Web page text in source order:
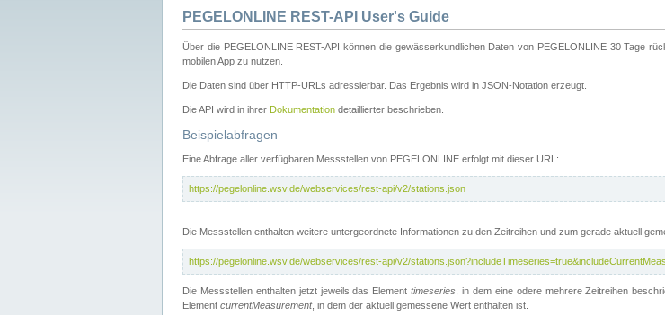
PEGELONLINE REST-API User's Guide
Über die PEGELONLINE REST-API können die gewässerkundlichen Daten von PEGELONLINE 30 Tage
mobilen App zu nutzen.
Die Daten sind über HTTP-URLs adressierbar. Das Ergebnis wird in JSON-Notation erzeugt.
Die API wird in ihrer Dokumentation detaillierter beschrieben.
Beispielabfragen
Eine Abfrage aller verfügbaren Messstellen von PEGELONLINE erfolgt mit dieser URL:
https://pegelonline.wsv.de/webservices/rest-api/v2/stations.json
Die Messstellen enthalten weitere untergeordnete Informationen zu den Zeitreihen und zum gerade aktuell
https://pegelonline.wsv.de/webservices/rest-api/v2/
Die Messstellen enthalten jetzt jeweils das Elementtimeseries , in dem eine odere mehrere Zeitreihen
Element currentMeasurement, in dem der aktuell gemessene Wert enthalten ist.